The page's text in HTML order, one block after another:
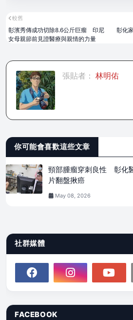
彰化
較舊
彰濱秀傳成功切除8.6公斤巨瘤 印尼
女母親節前見證醫療與親情的力量
張貼者： 林明佑
你可能會喜歡這些文章
頸部腫瘤穿刺良性 彰化
片翻盤揪癌
May 08, 2026
社群媒體
FACEBOOK